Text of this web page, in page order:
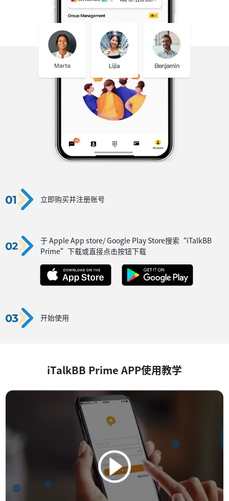
立即购买并注册账号
于 Apple App store/ Google Play Store搜索“iTalkBB
Prime”下载或直接点击按钮下载
开始使用
iTalkBB Prime APP使用教学